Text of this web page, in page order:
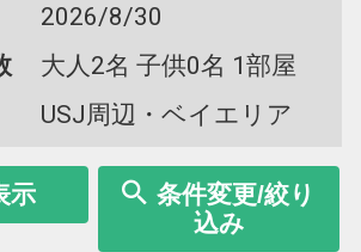
2026/8/30
大人2名 子供0名 1部屋
USJ周辺・ベイエリア
示
条件変更/絞り
込み